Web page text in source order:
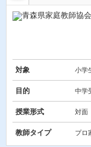
対象 小学
目的 中学
授業形式 対面
教師タイプ プロ